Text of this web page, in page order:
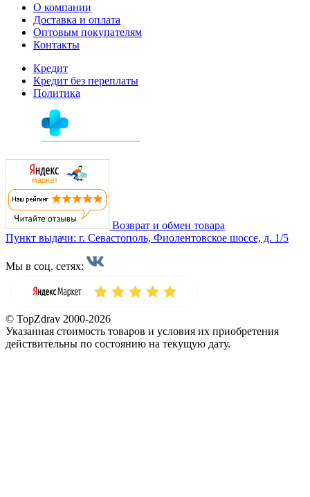
О компании
Доставка и оплата
Оптовым покупателям
Контакты
Кредит
Кредит без переплаты
Политика
Возврат и обмен товара
Пункт выдачи: г. Севастополь, Фиолентовское шоссе, д. 1/5
Мы в соц. сетях:
© TopZdrav 2000-2026
Указанная стоимость товаров и условия их приобретения
действительны по состоянию на текущую дату.